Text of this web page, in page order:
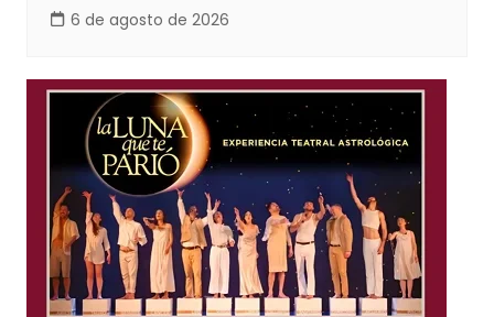
6 de agosto de 2026